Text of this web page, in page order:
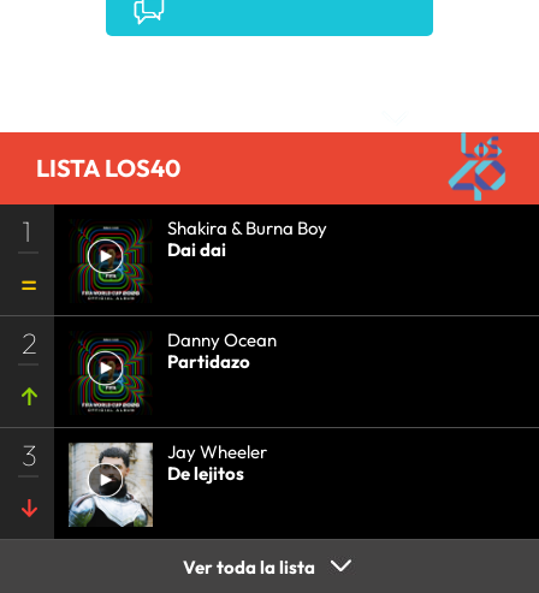
COMUNICACIÓN•
LISTA LOS40
1
Shakira & Burna Boy
Dai dai
2
Danny Ocean
Partidazo
3
Jay Wheeler
De lejitos
Ver toda la lista